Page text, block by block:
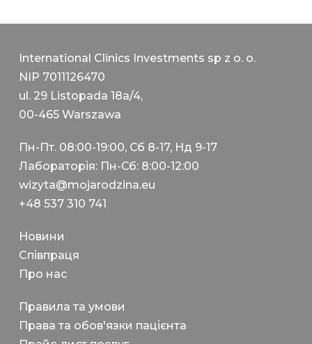
International Clinics Investments sp z o. o.
NIP 7011126470
ul. 29 Listopada 18a/4,
00-465 Warszawa
Пн-Пт. 08:00-19:00, Сб 8-17, Нд 9-17
Лабораторія: Пн-Сб: 8:00-12:00
wizyta@mojarodzina.eu
+48 537 310 741
Новини
Співпраця
Про нас
Правила та умови
Права та обов'язки пацієнта